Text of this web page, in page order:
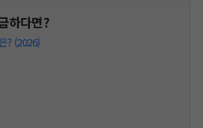
하다면?
? (2026)